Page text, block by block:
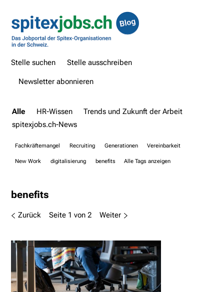
Stelle ausschreiben
Stelle suchen
Newsletter abonnieren
Alle HR-Wissen
Trends und Zukunft der Arbeit
spitexjobs.ch-News
Fachkräftemangel Recruiting Generationen Vereinbarkeit
New Work digitalisierung benefits Alle Tags anzeigen
benefits
ZurückSeite 1 von 2 Weiter